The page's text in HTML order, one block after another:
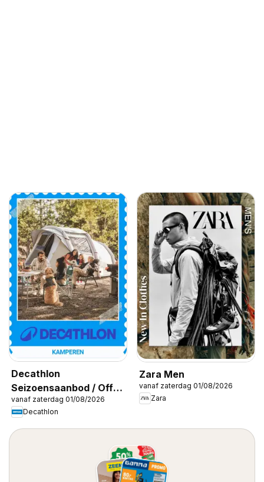
Decathlon
Seizoensaanbod / Offre
saisonnière
vanaf zaterdag 01/08/2026
Decathlon
Zara Men
vanaf zaterdag 01/08/2026
Zara